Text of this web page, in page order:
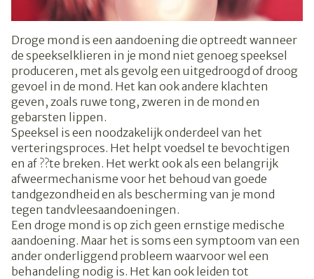
Droge mond is een aandoening die optreedt wanneer
de speekselklieren in je mond niet genoeg speeksel
produceren, met als gevolg een uitgedroogd of droog
gevoel in de mond. Het kan ook andere klachten
geven, zoals ruwe tong, zweren in de mond en
gebarsten lippen.
Speeksel is een noodzakelijk onderdeel van het
verteringsproces. Het helpt voedsel te bevochtigen
en af ??te breken. Het werkt ook als een belangrijk
afweermechanisme voor het behoud van goede
tandgezondheid en als bescherming van je mond
tegen tandvleesaandoeningen.
Een droge mond is op zich geen ernstige medische
aandoening. Maar het is soms een symptoom van een
ander onderliggend probleem waarvoor wel een
behandeling nodig is. Het kan ook leiden tot